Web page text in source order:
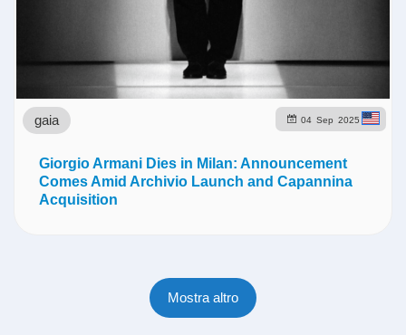
04 Sep 2025
gaia
Giorgio Armani Dies in Milan: Announcement
Comes Amid Archivio Launch and Capannina
Acquisition
Mostra altro